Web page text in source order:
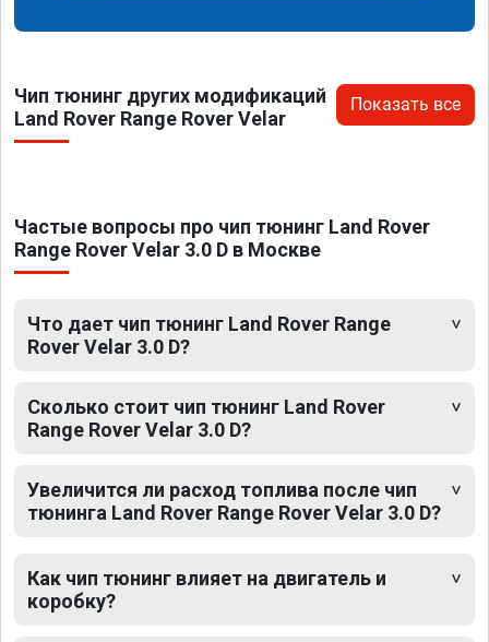
Чип тюнинг других модификаций
Land Rover Range Rover Velar
Показать все
Частые вопросы про чип тюнинг Land Rover
Range Rover Velar 3.0 D в Москве
Что дает чип тюнинг Land Rover Range
Rover Velar 3.0 D?
Сколько стоит чип тюнинг Land Rover
Range Rover Velar 3.0 D?
Увеличится ли расход топлива после чип
тюнинга Land Rover Range Rover Velar 3.0 D?
Как чип тюнинг влияет на двигатель и
коробку?